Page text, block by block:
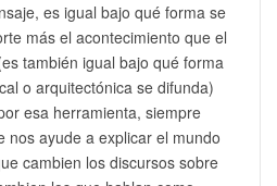
es igual bajo qué forma se
más el acontecimiento que el
también igual bajo qué forma
o arquitectónica se difunda)
esa herramienta, siempre
nos ayude a explicar el mundo
cambien los discursos sobre